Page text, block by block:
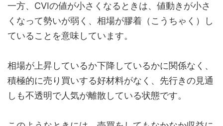
一方、CVIの値が小さくなるときは、値動きが小さ
くなって勢いが弱く、相場が膠着（こうちゃく）し
ていることを意味しています。
相場が上昇しているか下降しているかに関係なく、
積極的に売り買いする好材料がなく、先行きの見通
しも不透明で人気が離散している状態です。